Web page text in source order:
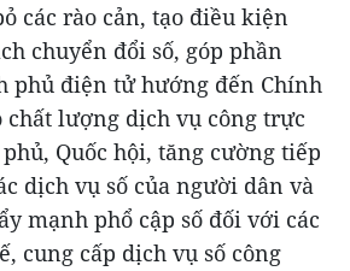
các rào cản, tạo điều kiện
chuyển đổi số, góp phần
phủ điện tử hướng đến Chính
chất lượng dịch vụ công trực
Quốc hội, tăng cường tiếp
dịch vụ số của người dân và
mạnh phổ cập số đối với các
cung cấp dịch vụ số công